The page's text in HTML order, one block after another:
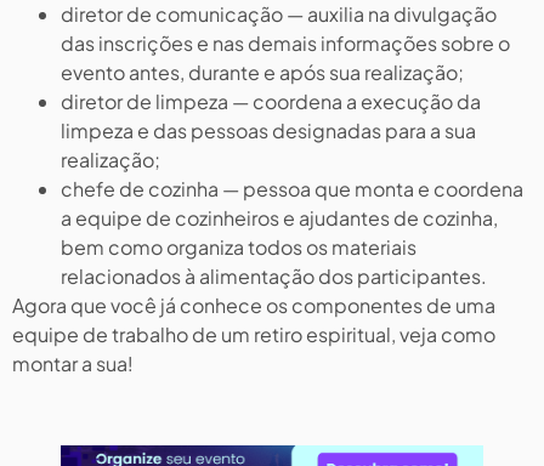
diretor de comunicação — auxilia na divulgação
das inscrições e nas demais informações sobre o
evento antes, durante e após sua realização;
diretor de limpeza — coordena a execução da
limpeza e das pessoas designadas para a sua
realização;
chefe de cozinha — pessoa que monta e coordena
a equipe de cozinheiros e ajudantes de cozinha,
bem como organiza todos os materiais
relacionados à alimentação dos participantes.
Agora que você já conhece os componentes de uma
equipe de trabalho de um retiro espiritual, veja como
montar a sua!